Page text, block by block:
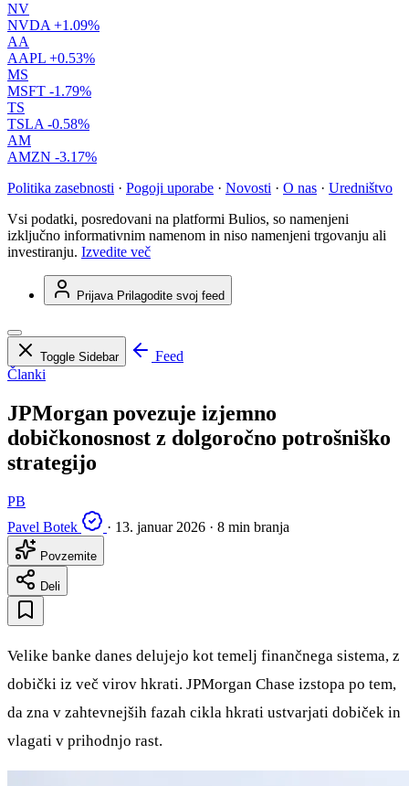
NV
NVDA +1.09%
AA
AAPL +0.53%
MS
MSFT -1.79%
TS
TSLA -0.58%
AM
AMZN -3.17%
Politika zasebnosti · Pogoji uporabe · Novosti · O nas · Uredništvo
Vsi podatki, posredovani na platformi Bulios, so namenjeni
izključno informativnim namenom in niso namenjeni trgovanju ali
investiranju. Izvedite več
Prijava Prilagodite svoj feed
Toggle Sidebar
Feed
Članki
JPMorgan povezuje izjemno
dobičkonosnost z dolgoročno potrošniško
strategijo
PB
Pavel Botek
· 13. januar 2026 · 8 min branja
Povzemite
Deli
Velike banke danes delujejo kot temelj finančnega sistema, z
dobički iz več virov hkrati. JPMorgan Chase izstopa po tem,
da zna v zahtevnejših fazah cikla hkrati ustvarjati dobiček in
vlagati v prihodnjo rast.